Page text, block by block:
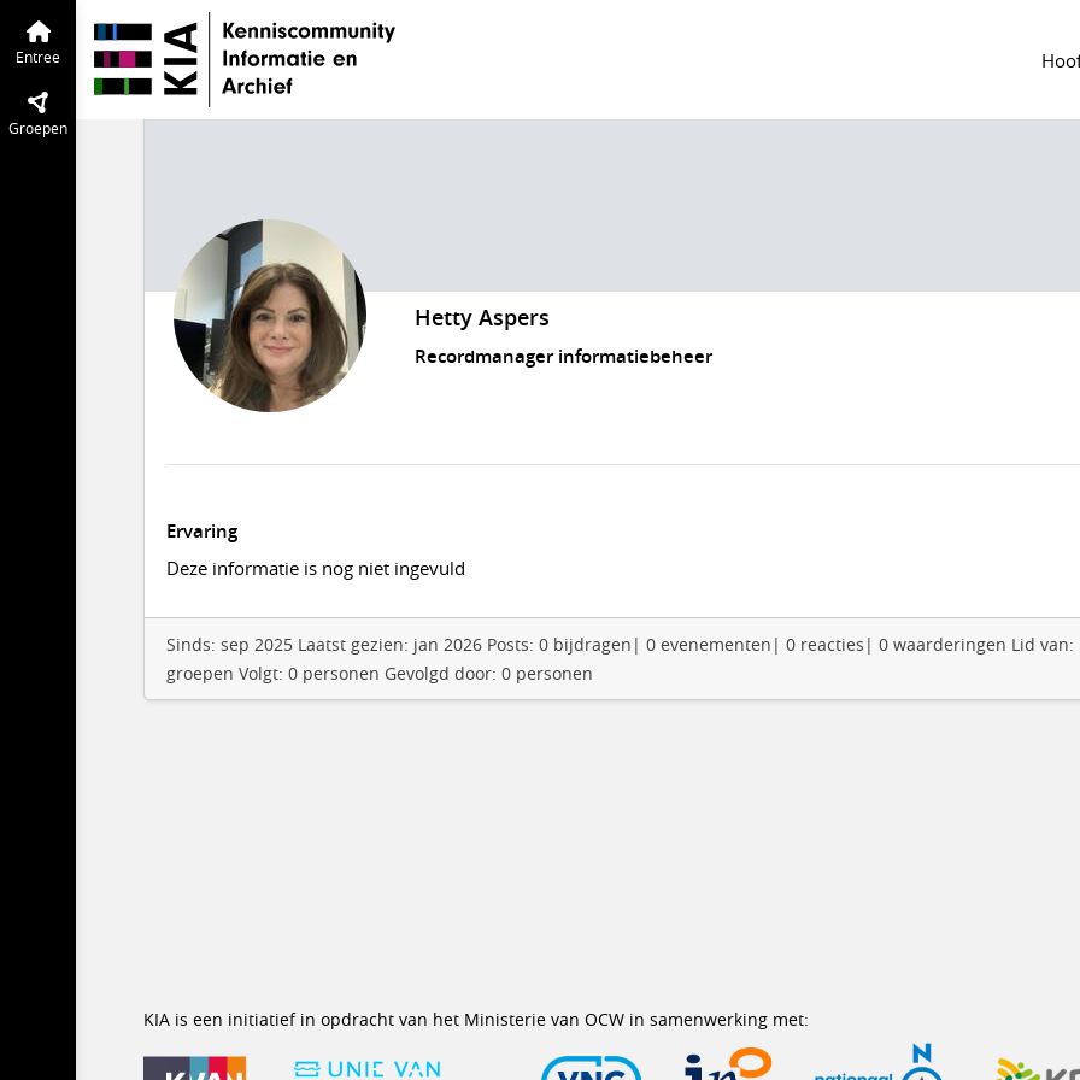
Entree
Groepen
Hetty Aspers
Recordmanager informatiebeheer
Ervaring
Deze informatie is nog niet ingevuld
Sinds: sep 2025 Laatst gezien: jan 2026 Posts: 0 bijdragen| 0 evenementen| 0 reacties| 0 waarderingen Lid van:
groepen Volgt: 0 personen Gevolgd door: 0 personen
KIA is een initiatief in opdracht van het Ministerie van OCW in samenwerking met: